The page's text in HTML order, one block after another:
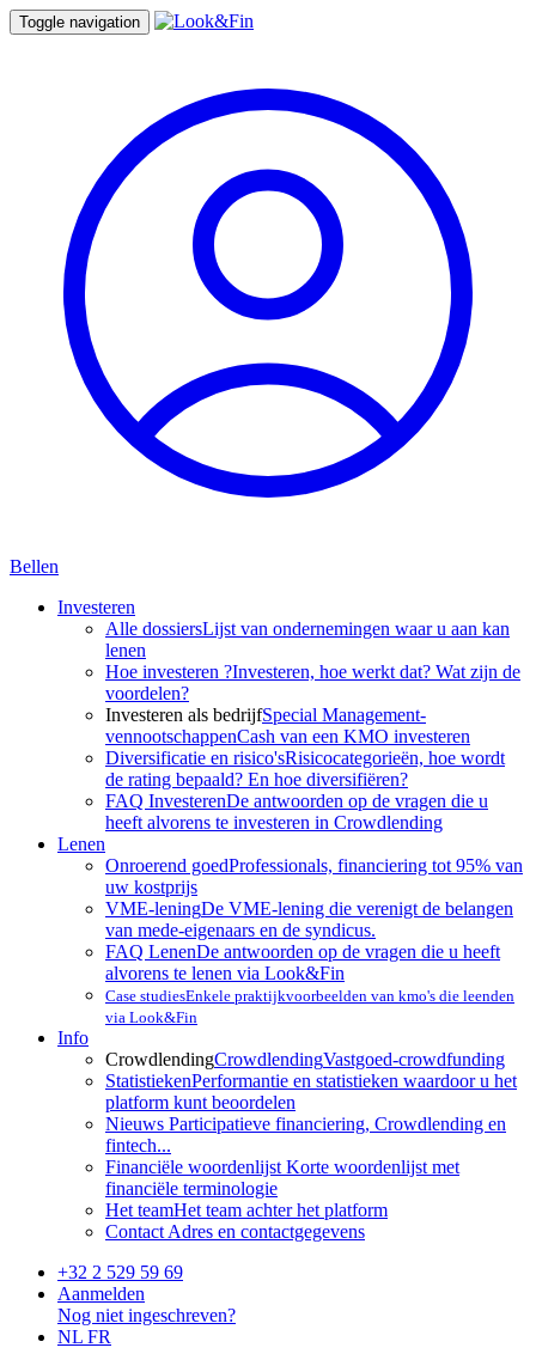
Toggle navigation
Bellen
Investeren
Alle dossiersLijst van ondernemingen waar u aan kan
lenen
Hoe investeren ?Investeren, hoe werkt dat? Wat zijn de
voordelen?
Investeren als bedrijfSpecial Management-
vennootschappenCash van een KMO investeren
Diversificatie en risico'sRisicocategorieën, hoe wordt
de rating bepaald? En hoe diversifiëren?
FAQ InvesterenDe antwoorden op de vragen die u
heeft alvorens te investeren in Crowdlending
Lenen
Onroerend goedProfessionals, financiering tot 95% van
uw kostprijs
VME-leningDe VME-lening die verenigt de belangen
van mede-eigenaars en de syndicus.
FAQ LenenDe antwoorden op de vragen die u heeft
alvorens te lenen via Look&Fin
Case studiesEnkele praktijkvoorbeelden van kmo's die leenden
via Look&Fin
Info
CrowdlendingCrowdlendingVastgoed-crowdfunding
StatistiekenPerformantie en statistieken waardoor u het
platform kunt beoordelen
Nieuws Participatieve financiering, Crowdlending en
fintech...
Financiële woordenlijst Korte woordenlijst met
financiële terminologie
Het teamHet team achter het platform
Contact Adres en contactgegevens
+32 2 529 59 69
Aanmelden
Nog niet ingeschreven?
NL FR